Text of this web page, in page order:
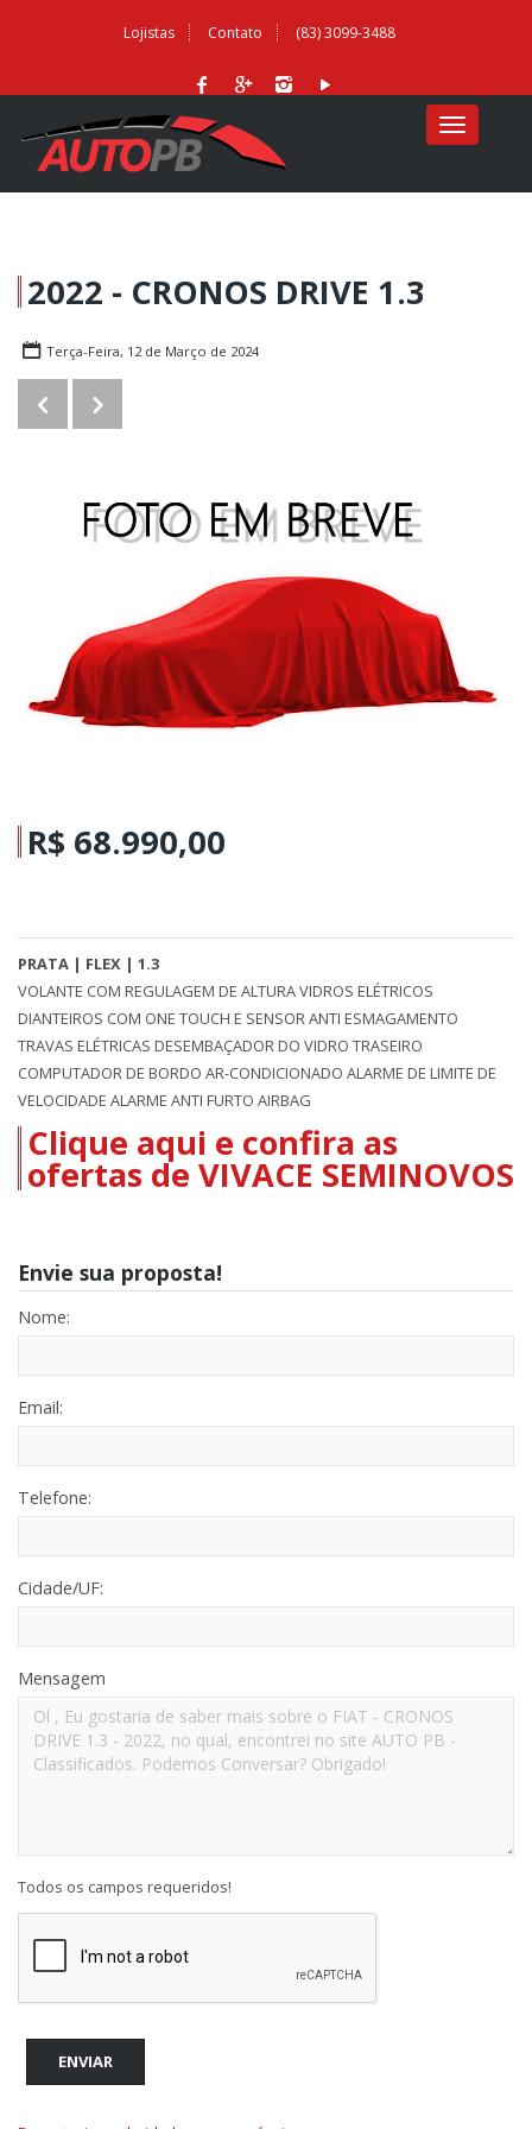
Lojistas Contato (83) 3099-3488
MENU
2022 - CRONOS DRIVE 1.3
Terça-Feira, 12 de Março de 2024
R$ 68.990,00
PRATA | FLEX | 1.3
VOLANTE COM REGULAGEM DE ALTURA VIDROS ELÉTRICOS
DIANTEIROS COM ONE TOUCH E SENSOR ANTI ESMAGAMENTO
TRAVAS ELÉTRICAS DESEMBAÇADOR DO VIDRO TRASEIRO
COMPUTADOR DE BORDO AR-CONDICIONADO ALARME DE LIMITE DE
VELOCIDADE ALARME ANTI FURTO AIRBAG
Clique aqui e confira as
ofertas de VIVACE SEMINOVOS
Envie sua proposta!
Nome:
Email:
Telefone:
Cidade/UF:
Mensagem
Todos os campos requeridos!
ENVIAR